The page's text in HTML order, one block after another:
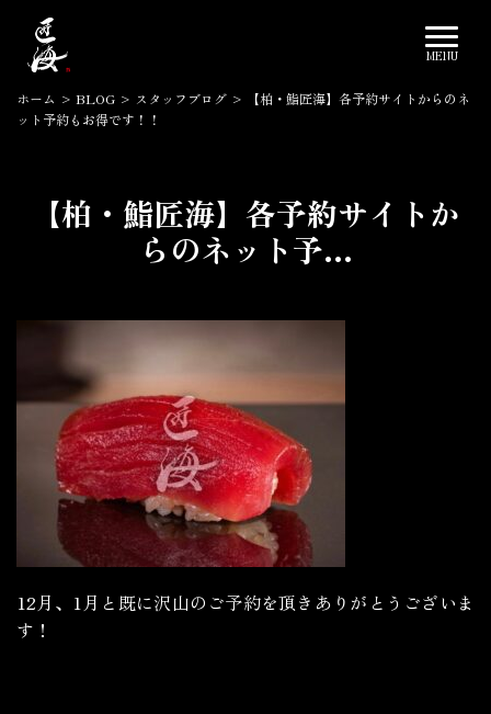
ホーム > BLOG > スタッフブログ >
【柏・鮨匠海】各予約サイトからのネ
ット予約もお得です！！
【柏・鮨匠海】各予約サイトか
らのネット予...
12月、1月と既に沢山のご予約を頂きありがとうございま
す！